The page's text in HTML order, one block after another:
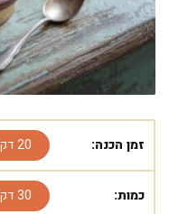
זמן הכנה: 20 דק'
כמות: 30 דק'